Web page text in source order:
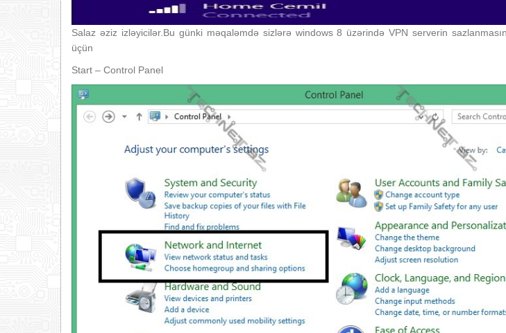
Salaz əziz izləyicilər.Bu günki məqaləmdə sizlərə windows 8 üzərində VPN serverin
üçün
Start – Control Panel